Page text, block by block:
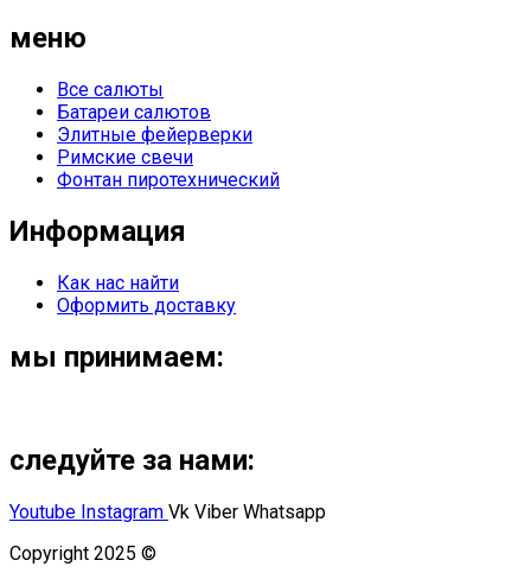
меню
Все салюты
Батареи салютов
Элитные фейерверки
Римские свечи
Фонтан пиротехнический
Информация
Как нас найти
Оформить доставку
мы принимаем:
следуйте за нами:
Youtube Instagram Vk Viber Whatsapp
Copyright 2025 ©